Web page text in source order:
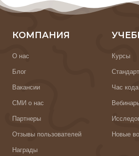
КОМПАНИЯ
О нас
Блог
Вакансии
СМИ о нас
Партнеры
Отзывы пользователей
Награды
Курсы
Час кода
Новые